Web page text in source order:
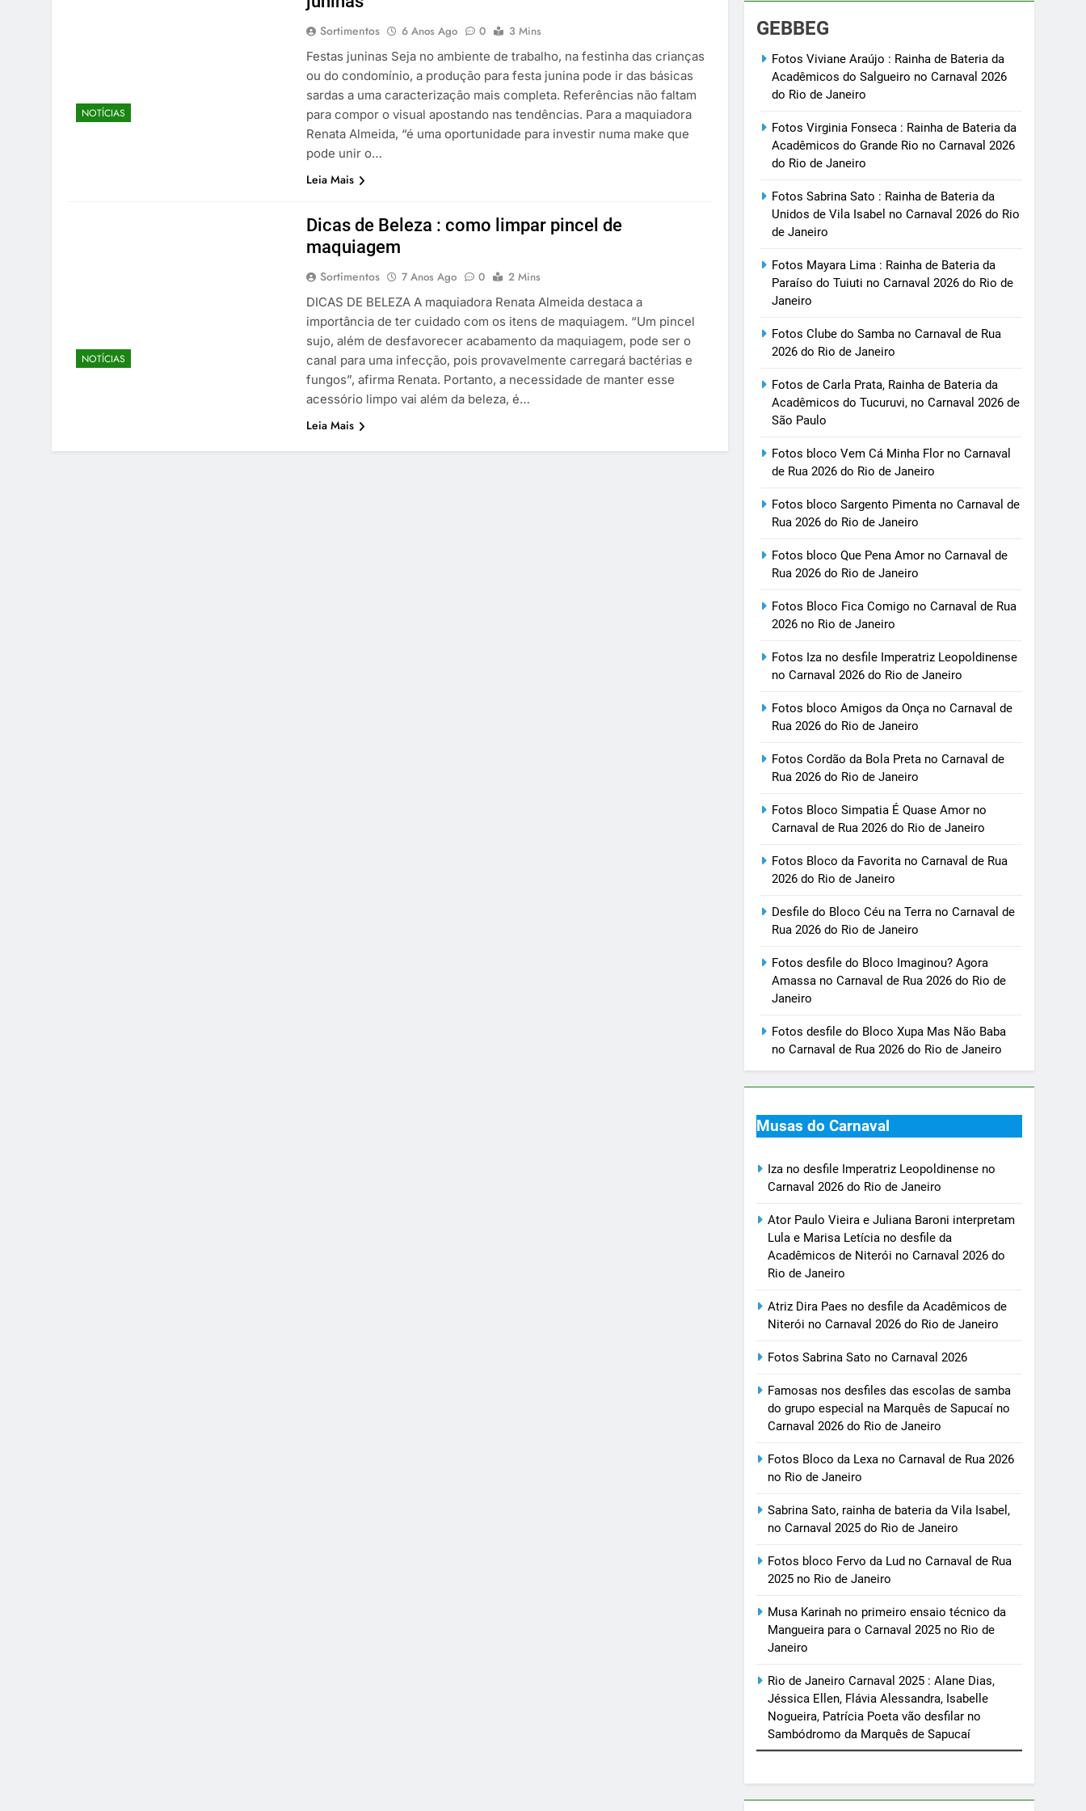
NOTÍCIAS
Sortimentos 6 Anos Ago 0
3 Mins
Festas juninas Seja no ambiente de trabalho, na festinha das crianças
ou do condomínio, a produção para festa junina pode ir das básicas
sardas a uma caracterização mais completa. Referências não faltam
para compor o visual apostando nas tendências. Para a maquiadora
Renata Almeida, “é uma oportunidade para investir numa make que
pode unir o…
Leia Mais
NOTÍCIAS
Dicas de Beleza : como limpar pincel de
maquiagem
Sortimentos 7 Anos Ago 0
2 Mins
DICAS DE BELEZA A maquiadora Renata Almeida destaca a
importância de ter cuidado com os itens de maquiagem. “Um pincel
sujo, além de desfavorecer acabamento da maquiagem, pode ser o
canal para uma infecção, pois provavelmente carregará bactérias e
fungos”, afirma Renata. Portanto, a necessidade de manter esse
acessório limpo vai além da beleza, é…
Leia Mais
GEBBEG
Fotos Viviane Araújo : Rainha de Bateria da
Acadêmicos do Salgueiro no Carnaval 2026
do Rio de Janeiro
Fotos Virginia Fonseca : Rainha de Bateria da
Acadêmicos do Grande Rio no Carnaval 2026
do Rio de Janeiro
Fotos Sabrina Sato : Rainha de Bateria da
Unidos de Vila Isabel no Carnaval 2026 do Rio
de Janeiro
Fotos Mayara Lima : Rainha de Bateria da
Paraíso do Tuiuti no Carnaval 2026 do Rio de
Janeiro
Fotos Clube do Samba no Carnaval de Rua
2026 do Rio de Janeiro
Fotos de Carla Prata, Rainha de Bateria da
Acadêmicos do Tucuruvi, no Carnaval 2026 de
São Paulo
Fotos bloco Vem Cá Minha Flor no Carnaval
de Rua 2026 do Rio de Janeiro
Fotos bloco Sargento Pimenta no Carnaval de
Rua 2026 do Rio de Janeiro
Fotos bloco Que Pena Amor no Carnaval de
Rua 2026 do Rio de Janeiro
Fotos Bloco Fica Comigo no Carnaval de Rua
2026 no Rio de Janeiro
Fotos Iza no desfile Imperatriz Leopoldinense
no Carnaval 2026 do Rio de Janeiro
Fotos bloco Amigos da Onça no Carnaval de
Rua 2026 do Rio de Janeiro
Fotos Cordão da Bola Preta no Carnaval de
Rua 2026 do Rio de Janeiro
Fotos Bloco Simpatia É Quase Amor no
Carnaval de Rua 2026 do Rio de Janeiro
Fotos Bloco da Favorita no Carnaval de Rua
2026 do Rio de Janeiro
Desfile do Bloco Céu na Terra no Carnaval de
Rua 2026 do Rio de Janeiro
Fotos desfile do Bloco Imaginou? Agora
Amassa no Carnaval de Rua 2026 do Rio de
Janeiro
Fotos desfile do Bloco Xupa Mas Não Baba
no Carnaval de Rua 2026 do Rio de Janeiro
Musas do Carnaval
Iza no desfile Imperatriz Leopoldinense no
Carnaval 2026 do Rio de Janeiro
Ator Paulo Vieira e Juliana Baroni interpretam
Lula e Marisa Letícia no desfile da
Acadêmicos de Niterói no Carnaval 2026 do
Rio de Janeiro
Atriz Dira Paes no desfile da Acadêmicos de
Niterói no Carnaval 2026 do Rio de Janeiro
Fotos Sabrina Sato no Carnaval 2026
Famosas nos desfiles das escolas de samba
do grupo especial na Marquês de Sapucaí no
Carnaval 2026 do Rio de Janeiro
Fotos Bloco da Lexa no Carnaval de Rua 2026
no Rio de Janeiro
Sabrina Sato, rainha de bateria da Vila Isabel,
no Carnaval 2025 do Rio de Janeiro
Fotos bloco Fervo da Lud no Carnaval de Rua
2025 no Rio de Janeiro
Musa Karinah no primeiro ensaio técnico da
Mangueira para o Carnaval 2025 no Rio de
Janeiro
Rio de Janeiro Carnaval 2025 : Alane Dias,
Jéssica Ellen, Flávia Alessandra, Isabelle
Nogueira, Patrícia Poeta vão desfilar no
Sambódromo da Marquês de Sapucaí